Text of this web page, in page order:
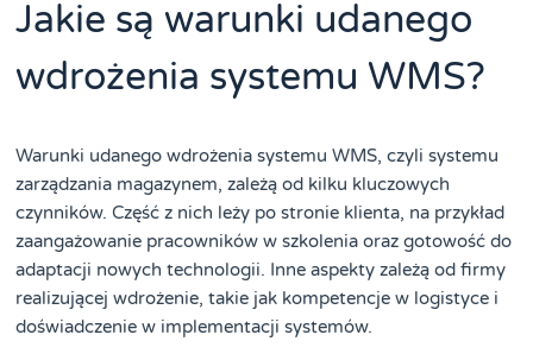
Jakie są warunki udanego
wdrożenia systemu WMS?
Warunki udanego wdrożenia systemu WMS, czyli systemu
zarządzania magazynem, zależą od kilku kluczowych
czynników. Część z nich leży po stronie klienta, na przykład
zaangażowanie pracowników w szkolenia oraz gotowość do
adaptacji nowych technologii. Inne aspekty zależą od firmy
realizującej wdrożenie, takie jak kompetencje w logistyce i
doświadczenie w implementacji systemów.